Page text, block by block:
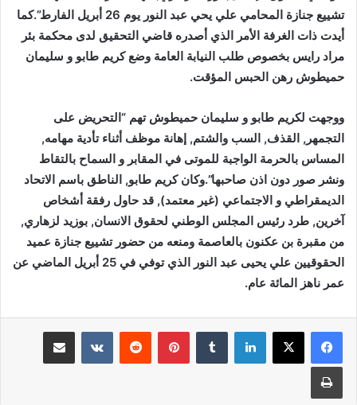
تشييع جنازة المحامي علي يحي عبد النور يوم 26 أبريل الفارط”.كما
أيدت ذات الغرفة الأمر الذي أصدره قاضي التحقيق لدى محكمة بئر
مراد رايس بخصوص طلب النيابة العامة وضع كريم طابو و سليمان
حميطوش رهن الحبس المؤقت.
ووجهت لكريم طابو و سليمان حميطوش تهم “التحريض على
التجمهر, القذف, السب والشتم, إهانة موظف أثناء تأدية مهامه,
المساس بالحرمة الواجبة للموتى في المقابر و السماح بالتقاط
ونشر صور دون اذن صاحبها”.وكان كريم طابو, الناطق باسم الاتحاد
الديمقراطي و الاجتماعي (غير معتمد), قد حاول رفقة أشخاص
آخرين, طرد رئيس المجلس الوطني لحقوق الانسان, بوزيد لزهاري,
من مقبرة بن عكنون بالعاصمة ومنعه من حضور تشييع جنازة عميد
الحقوقيين علي يحيى عبد النور الذي توفي في 25 أبريل الماضي عن
عمر ناهز المائة عام.
لينكدإن بينتيريست
طباعة